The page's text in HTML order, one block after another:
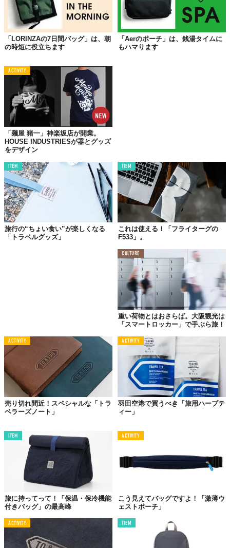
TABI LABO
この世界は、もっと広いはずだ。
「LORINZAの7日間バッグ」は、朝
の時短に役立ちます
「Aerのポーチ」は、銭湯タイムに
もハマります
ACTIVITY
「麺屋 猪一」神楽坂店が開業。
HOUSE INDUSTRIESが器とグッズ
をデザイン
ITEM
旅行の“ちょい食い”が楽しくなる
「トラベルグッズ」
ITEM
これは使える！「フライターグの
F533」。
CULTURE
重い荷物とはおさらば。大阪観光は
「スマートロッカー」で手ぶら旅！
ACTIVITY
売り切れ間近！スペシャルな「トラ
ベラーズノート」
ACTIVITY
羽田空港で買うべき「旅用ハーブテ
ィー」
ITEM
旅に持ってって！「保温・保冷機能
付きバッグ」の最高峰
ACTIVITY
こう見えてバッグですよ！「激薄ウ
ェストポーチ」
ACTIVITY ITEM